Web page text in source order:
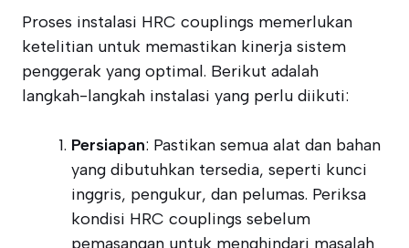
Proses instalasi HRC couplings memerlukan
ketelitian untuk memastikan kinerja sistem
penggerak yang optimal. Berikut adalah
langkah-langkah instalasi yang perlu diikuti:
Persiapan: Pastikan semua alat dan bahan
yang dibutuhkan tersedia, seperti kunci
inggris, pengukur, dan pelumas. Periksa
kondisi HRC couplings sebelum
pemasangan untuk menghindari masalah